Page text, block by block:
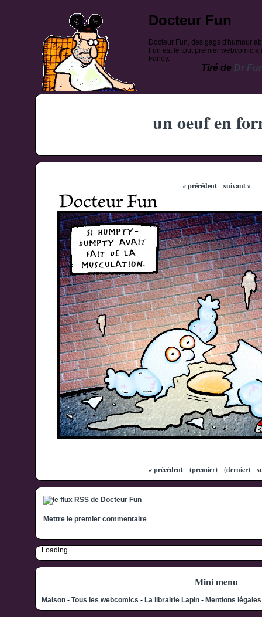
Docteur Fun
Docteur Fun, des gags d'humour
Fun est le tout premier webcomic
Farley.
Tiré de Dr
un oeuf en
« précédent suivant »
« précédent (premier) (dernier)
Mettre le premier commentaire
Loading
Mini menu
Maison - Tous les webcomics - La librairie Lapin - Mentions